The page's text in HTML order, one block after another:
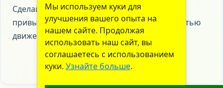
Сделайте заботу о суставах и костях своей
привычкой, и ваше тело ответит вам легкостью
движений на долгие годы!
Мы используем куки для
улучшения вашего опыта на
нашем сайте. Продолжая
использовать наш сайт, вы
соглашаетесь с использованием
куки. Узнайте больше.